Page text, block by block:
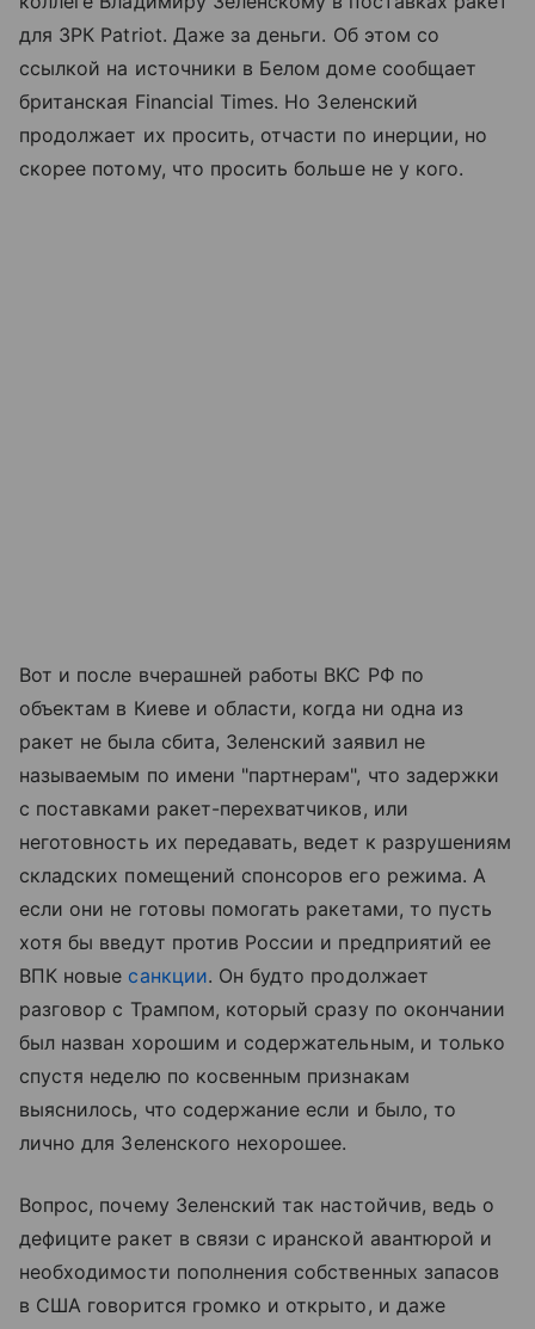
для ЗРК Patriot. Даже за деньги. Об этом со
ссылкой на источники в Белом доме сообщает
британская Financial Times. Но Зеленский
продолжает их просить, отчасти по инерции, но
скорее потому, что просить больше не у кого.
Вот и после вчерашней работы ВКС РФ по
объектам в Киеве и области, когда ни одна из
ракет не была сбита, Зеленский заявил не
называемым по имени "партнерам", что задержки
с поставками ракет-перехватчиков, или
неготовность их передавать, ведет к разрушениям
складских помещений спонсоров его режима. А
если они не готовы помогать ракетами, то пусть
хотя бы введут против России и предприятий ее
ВПК новые санкции. Он будто продолжает
разговор с Трампом, который сразу по окончании
был назван хорошим и содержательным, и только
спустя неделю по косвенным признакам
выяснилось, что содержание если и было, то
лично для Зеленского нехорошее.
Вопрос, почему Зеленский так настойчив, ведь о
дефиците ракет в связи с иранской авантюрой и
необходимости пополнения собственных запасов
в США говорится громко и открыто, и даже